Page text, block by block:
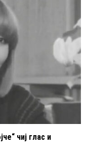
чиј глас и